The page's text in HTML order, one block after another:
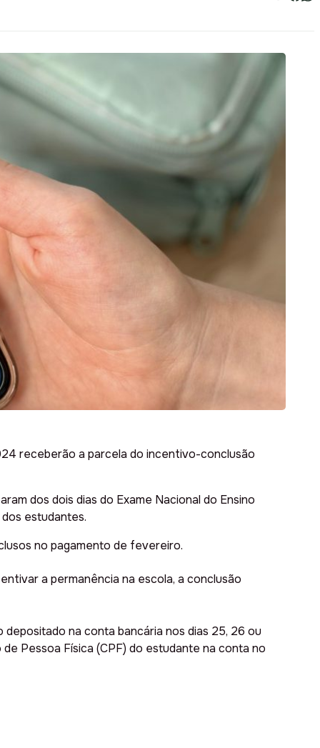
receberão a parcela do incentivo-conclusão
dos dois dias do Exame Nacional do Ensino
estudantes.
no pagamento de fevereiro.
a permanência na escola, a conclusão
na conta bancária nos dias 25, 26 ou
Pessoa Física (CPF) do estudante na conta no